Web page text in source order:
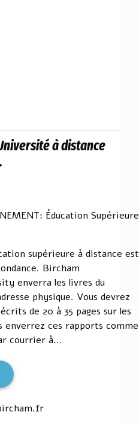
à distance
Éducation Supérieure
supérieure à distance est
Bircham
enverra les livres du
physique. Vous devrez
de 20 à 35 pages sur les
enverrez ces rapports comme
courrier à...